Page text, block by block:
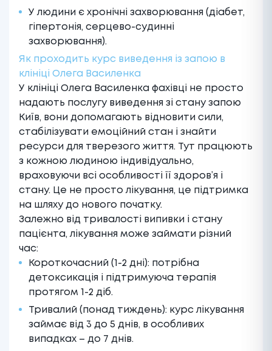
У людини є хронічні захворювання (діабет,
гіпертонія, серцево-судинні
захворювання).
Як проходить курс виведення із запою в
клініці Олега Василенка
У клініці Олега Василенка фахівці не просто
надають послугу виведення зі стану запою
Київ, вони допомагають відновити сили,
стабілізувати емоційний стан і знайти
ресурси для тверезого життя. Тут працюють
з кожною людиною індивідуально,
враховуючи всі особливості її здоров’я і
стану. Це не просто лікування, це підтримка
на шляху до нового початку.
Залежно від тривалості випивки і стану
пацієнта, лікування може займати різний
час:
Короткочасний (1-2 дні): потрібна
детоксикація і підтримуюча терапія
протягом 1-2 діб.
Тривалий (понад тиждень): курс лікування
займає від 3 до 5 днів, в особливих
випадках – до 7 днів.